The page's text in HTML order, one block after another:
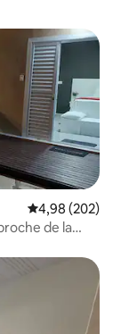
Évaluation
4,98 (202)
de la